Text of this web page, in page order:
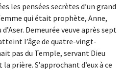
les pensées secrètes d’un grand
qui était prophète, Anne,
Demeurée veuve après sept
l’âge de quatre-vingt-
pas du Temple, servant Dieu
prière. S’approchant d’eux à ce